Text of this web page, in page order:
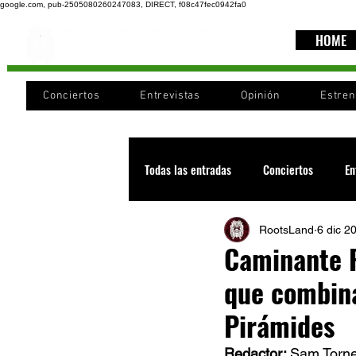
google.com, pub-2505080260247083, DIRECT, f08c47fec0942fa0
HOME
Conciertos Entrevistas Opinión
Todas las entradas Conciertos
Recomendaciones Videos
Cultura Cobertura
Caminante
que
Pirámides
RootsLand 6 dic